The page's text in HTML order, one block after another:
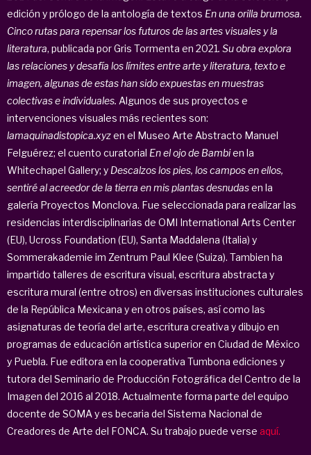
edición y prólogo de la antología de textos En una orilla brumosa.
Cinco rutas para repensar los futuros de las artes visuales y la
literatura, publicada por Gris Tormenta en 2021. Su obra explora
las relaciones y desafía los límites entre arte y literatura, texto e
imagen, algunas de estas han sido expuestas en muestras
colectivas e individuales. Algunos de sus proyectos e
intervenciones visuales más recientes son:
lamaquinadistopica.xyzen el Museo Arte Abstracto Manuel
Felguérez; el cuento curatorial En el ojo de Bambien la
Whitechapel Gallery; y Descalzos los pies, los campos en ellos,
sentiré al acreedor de la tierra en mis plantas desnudasen la
galería Proyectos Monclova. Fue seleccionada para realizar las
residencias interdisciplinarias de OMI International Arts Center
(EU), Ucross Foundation (EU), Santa Maddalena (Italia) y
Sommerakademie im Zentrum Paul Klee (Suiza). Tambien ha
impartido talleres de escritura visual, escritura abstracta y
escritura mural (entre otros) en diversas instituciones culturales
de la República Mexicana y en otros países, así como las
asignaturas de teoría del arte, escritura creativa y dibujo en
programas de educación artística superior en Ciudad de México
y Puebla. Fue editora en la cooperativa Tumbona ediciones y
tutora del Seminario de Producción Fotográfica del Centro de la
Imagen del 2016 al 2018. Actualmente forma parte del equipo
docente de SOMA y es becaria del Sistema Nacional de
Creadores de Arte del FONCA. Su trabajo puede verse aquí.